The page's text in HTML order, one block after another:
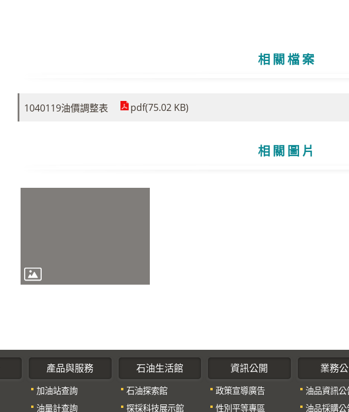
相關檔案
1040119油價調整表 pdf(75.02 KB)
相關圖片
產品與服務
加油站查詢
油量計查詢
石油生活館
石油探索館
探採科技展示館
資訊公開
政策宣導廣告
性別平等專區
業務
油品資訊公
油品採購公